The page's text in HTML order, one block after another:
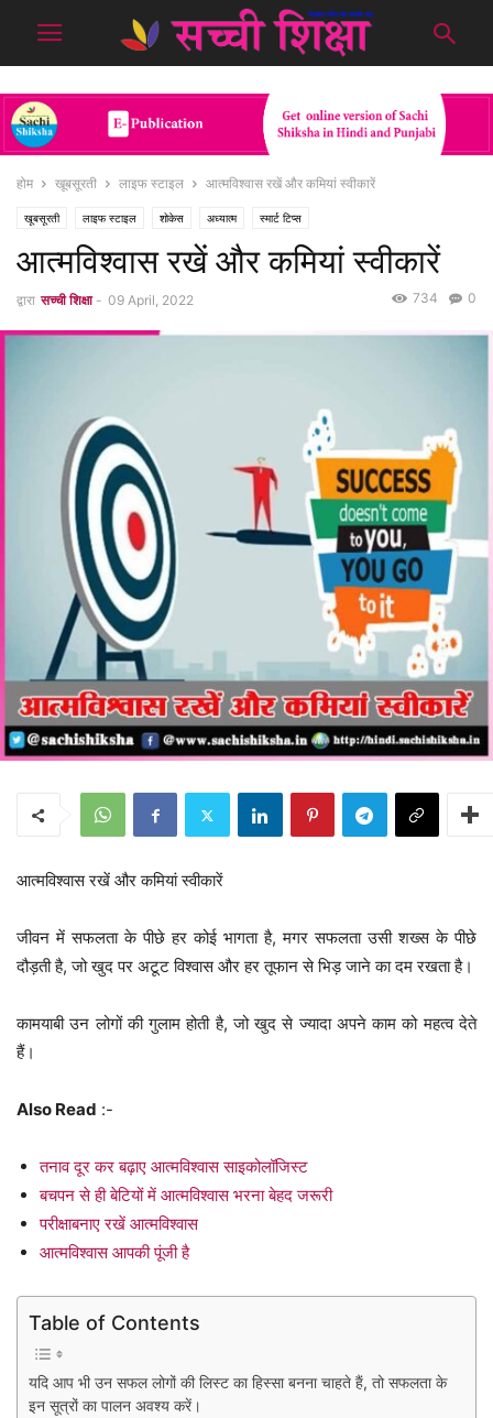
होम खूबसूरती लाइफ स्टाइल आत्मविश्वास रखें और कमियां स्वीकारें
खूबसूरती लाइफ स्टाइल शोकेस अध्यात्म स्मार्ट टिप्स
आत्मविश्वास रखें और कमियां स्वीकारें
द्वारा सच्ची शिक्षा - 09 April, 2022 0
734
आत्मविश्वास रखें और कमियां स्वीकारें
जीवन में सफलता के पीछे हर कोई भागता है, मगर सफलता उसी शख्स के पीछे
दौड़ती है, जो खुद पर अटूट विश्वास और हर तूफान से भिड़ जाने का दम रखता है।
कामयाबी उन लोगों की गुलाम होती है, जो खुद से ज्यादा अपने काम को महत्व देते
हैं।
Also Read :-
तनाव दूर कर बढ़ाए आत्मविश्वास साइकोलॉजिस्ट
बचपन से ही बेटियों में आत्मविश्वास भरना बेहद जरूरी
परीक्षाबनाए रखें आत्मविश्वास
आत्मविश्वास आपकी पूंजी है
Table of Contents
यदि आप भी उन सफल लोगों की लिस्ट का हिस्सा बनना चाहते हैं, तो सफलता के
इन सूत्रों का पालन अवश्य करें।